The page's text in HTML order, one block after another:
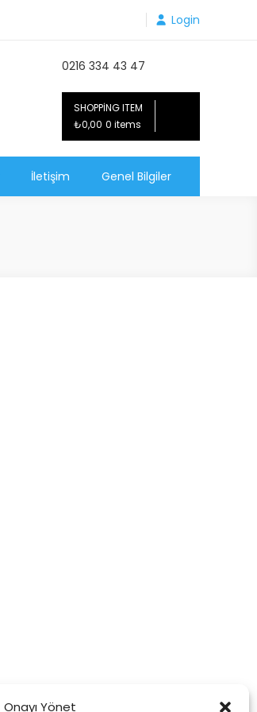
Onayı Yönet
Login
0216 334 43 47
SHOPPING ITEM
₺0,00 0 items
İletişim Genel Bilgiler